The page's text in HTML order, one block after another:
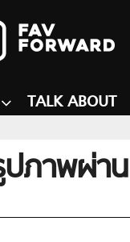
TALK ABOUT
ภาพผ่าน